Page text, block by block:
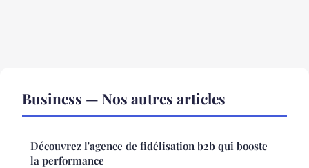
Business — Nos autres articles
Découvrez l'agence de fidélisation b2b qui booste
la performance